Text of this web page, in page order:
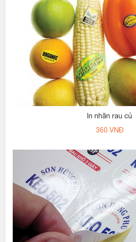
In nhãn rau củ
360 VNĐ